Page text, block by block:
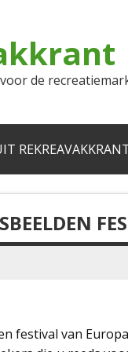
de
festival van